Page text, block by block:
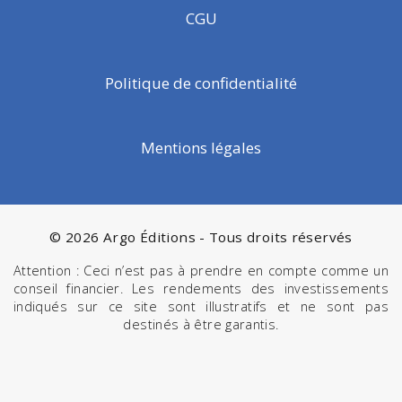
CGU
Politique de confidentialité
Mentions légales
© 2026 Argo Éditions - Tous droits réservés
Attention : Ceci n’est pas à prendre en compte comme un
conseil financier. Les rendements des investissements
indiqués sur ce site sont illustratifs et ne sont pas
destinés à être garantis.